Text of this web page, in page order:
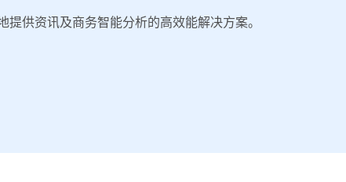
供资讯及商务智能分析的高效能解决方案。